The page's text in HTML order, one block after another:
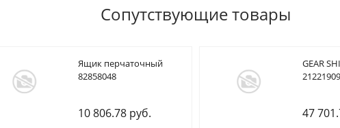
Сопутствующие товары
Ящик перчаточный
82858048
10 806.78 руб.
GEAR
21221909
47